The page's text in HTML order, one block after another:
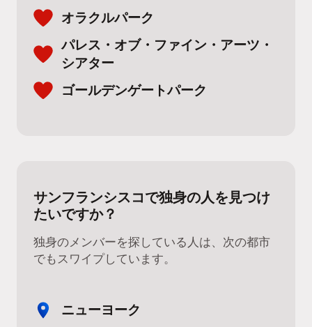
オラクルパーク
パレス・オブ・ファイン・アーツ・
シアター
ゴールデンゲートパーク
サンフランシスコで独身の人を見つけ
たいですか？
独身のメンバーを探している人は、次の都市
でもスワイプしています。
ニューヨーク